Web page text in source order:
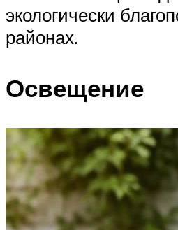
экологически
районах.
Освещение